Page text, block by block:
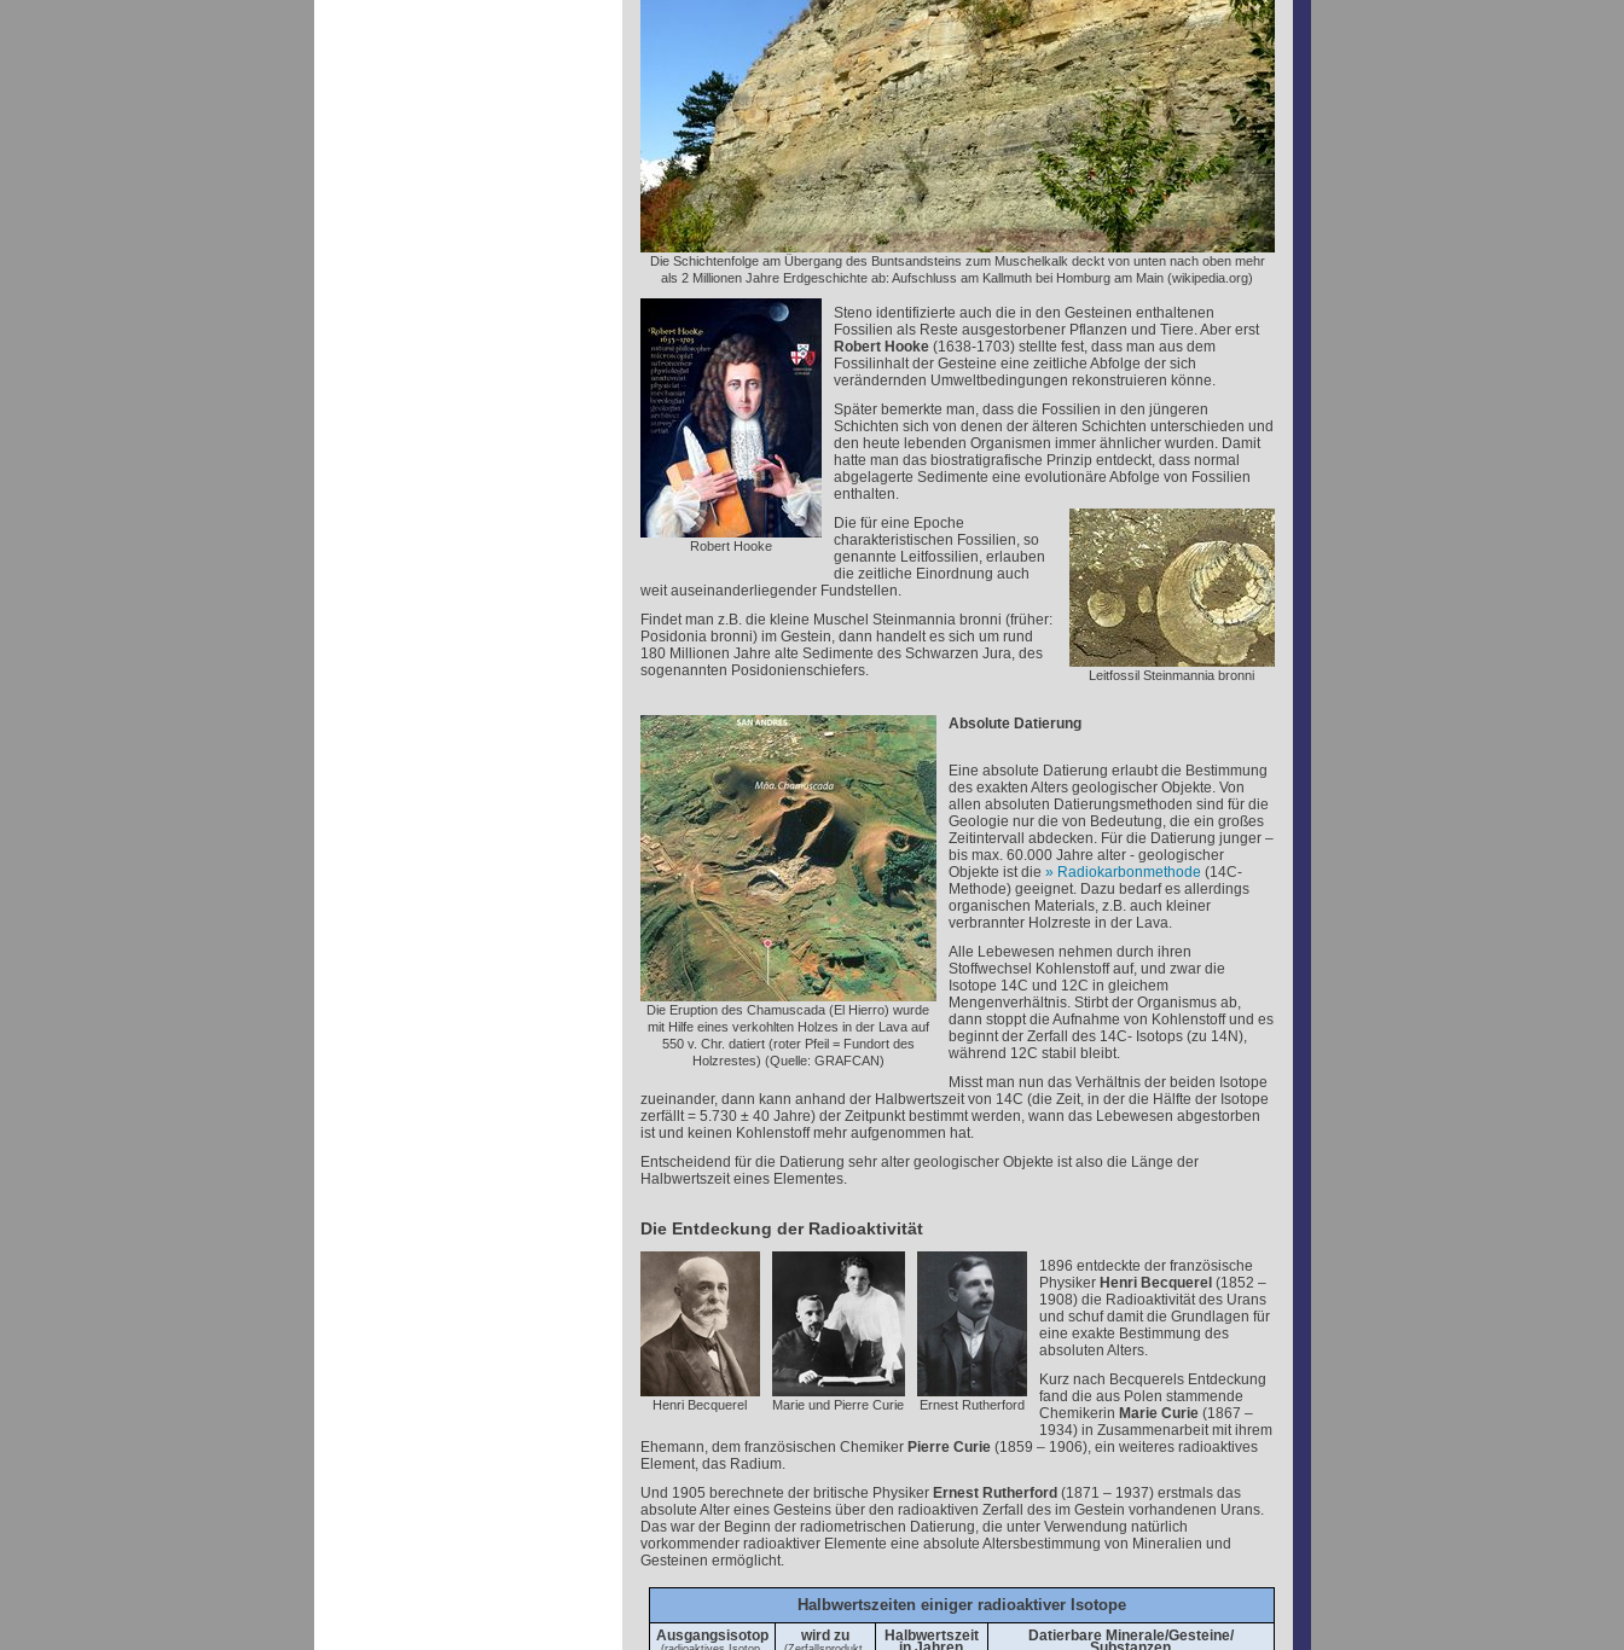
Die Schichtenfolge am Übergang des Buntsandsteins zum Muschelkalk deckt von unten nach oben mehr
als 2 Millionen Jahre Erdgeschichte ab: Aufschluss am Kallmuth bei Homburg am Main (wikipedia.org)
Robert Hooke
Steno identifizierte auch die in den Gesteinen enthaltenen
Fossilien als Reste ausgestorbener Pflanzen und Tiere. Aber erst
Robert Hooke(1638-1703) stellte fest, dass man aus dem
Fossilinhalt der Gesteine eine zeitliche Abfolge der sich
verändernden Umweltbedingungen rekonstruieren könne.
Später bemerkte man, dass die Fossilien in den jüngeren
Schichten sich von denen der älteren Schichten unterschieden und
den heute lebenden Organismen immer ähnlicher wurden. Damit
hatte man das biostratigrafische Prinzip entdeckt, dass normal
abgelagerte Sedimente eine evolutionäre Abfolge von Fossilien
enthalten.
Leitfossil Steinmannia bronni
Die für eine Epoche
charakteristischen Fossilien, so
genannte Leitfossilien, erlauben
die zeitliche Einordnung auch
weit auseinanderliegender Fundstellen.
Findet man z.B. die kleine Muschel Steinmannia bronni (früher:
Posidonia bronni) im Gestein, dann handelt es sich um rund
180 Millionen Jahre alte Sedimente des Schwarzen Jura, des
sogenannten Posidonienschiefers.
Die Eruption des Chamuscada (El Hierro) wurde
mit Hilfe eines verkohlten Holzes in der Lava auf
550 v. Chr. datiert (roter Pfeil = Fundort des
Holzrestes) (Quelle: GRAFCAN)
Absolute Datierung
Eine absolute Datierung erlaubt die Bestimmung
des exakten Alters geologischer Objekte. Von
allen absoluten Datierungsmethoden sind für die
Geologie nur die von Bedeutung, die ein großes
Zeitintervall abdecken. Für die Datierung junger –
bis max. 60.000 Jahre alter - geologischer
Objekte ist die
Radiokarbonmethode (14C-
Methode) geeignet. Dazu bedarf es allerdings
organischen Materials, z.B. auch kleiner
verbrannter Holzreste in der Lava.
Alle Lebewesen nehmen durch ihren
Stoffwechsel Kohlenstoff auf, und zwar die
Isotope 14C und 12C in gleichem
Mengenverhältnis. Stirbt der Organismus ab,
dann stoppt die Aufnahme von Kohlenstoff und es
beginnt der Zerfall des 14C- Isotops (zu 14N),
während 12C stabil bleibt.
Misst man nun das Verhältnis der beiden Isotope
zueinander, dann kann anhand der Halbwertszeit von 14C (die Zeit, in der die Hälfte der Isotope
zerfällt = 5.730 ± 40 Jahre) der Zeitpunkt bestimmt werden, wann das Lebewesen abgestorben
ist und keinen Kohlenstoff mehr aufgenommen hat.
Entscheidend für die Datierung sehr alter geologischer Objekte ist also die Länge der
Halbwertszeit eines Elementes.
Die Entdeckung der Radioaktivität
Henri Becquerel Marie und Pierre Curie Ernest Rutherford
1896 entdeckte der französische
Physiker Henri Becquerel (1852 –
1908) die Radioaktivität des Urans
und schuf damit die Grundlagen für
eine exakte Bestimmung des
absoluten Alters.
Kurz nach Becquerels Entdeckung
fand die aus Polen stammende
Chemikerin Marie Curie(1867 –
1934) in Zusammenarbeit mit ihrem
Ehemann, dem französischen Chemiker Pierre Curie(1859 – 1906), ein weiteres radioaktives
Element, das Radium.
Und 1905 berechnete der britische Physiker Ernest Rutherford (1871 – 1937) erstmals das
absolute Alter eines Gesteins über den radioaktiven Zerfall des im Gestein vorhandenen Urans.
Das war der Beginn der radiometrischen Datierung, die unter Verwendung natürlich
vorkommender radioaktiver Elemente eine absolute Altersbestimmung von Mineralien und
Gesteinen ermöglicht.
Halbwertszeiten einiger radioaktiver Isotope
Ausgangsisotop wird zu Halbwertszeit Datierbare Minerale/Gesteine/